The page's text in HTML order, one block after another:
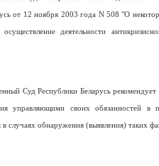
от 12 ноября 2003 года N 508 "О
деятельности
Суд Республики Беларусь
управляющими своих обязанностей в
случаях обнаружения (выявления) таких